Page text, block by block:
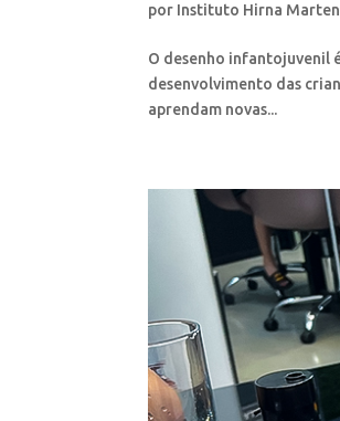
por Instituto Hirna
O desenho infantojuvenil
desenvolvimento das
aprendam novas...